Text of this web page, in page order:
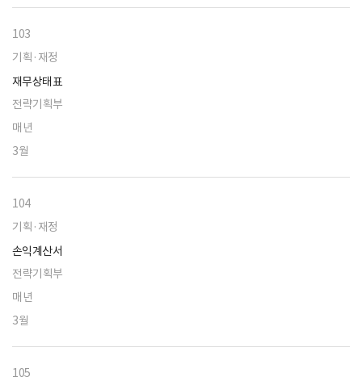
103
기획·재정
재무상태표
전략기획부
매년
3월
104
기획·재정
손익계산서
전략기획부
매년
3월
105